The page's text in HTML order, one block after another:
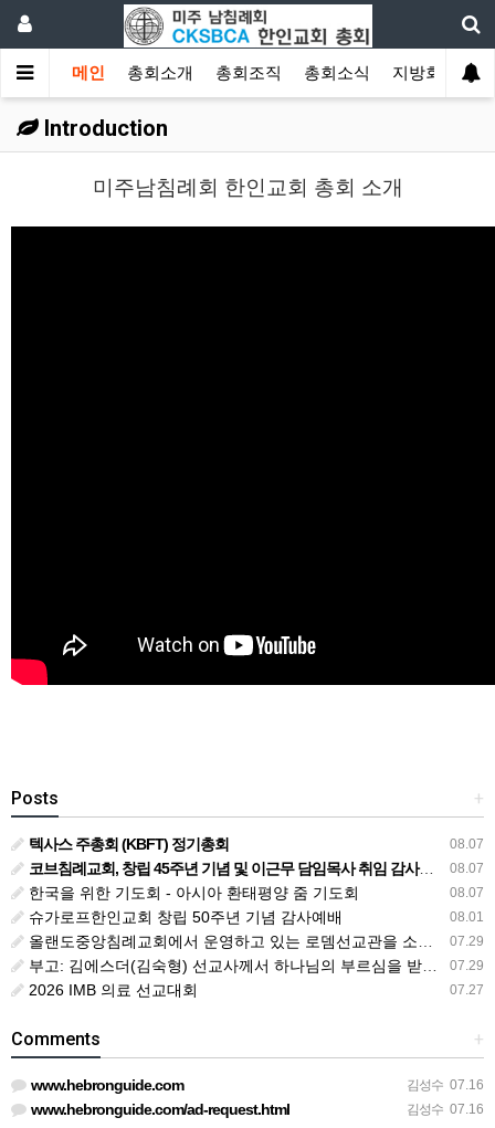
메인 총회소개 총회조직 총회소식 지방회
Introduction
미주남침례회 한인교회 총회 소개
+
Posts
08.07
텍사스 주총회 (KBFT) 정기총회
08.07
코브침례교회, 창립 45주년 기념 및 이근무 담임목사 취임 감사예배 드려
08.07
한국을 위한 기도회 - 아시아 환태평양 줌 기도회
08.01
슈가로프한인교회 창립 50주년 기념 감사예배
07.29
올랜도중앙침례교회에서 운영하고 있는 로뎀선교관을 소개해 드립니다
07.29
부고: 김에스더(김숙형) 선교사께서 하나님의 부르심을 받았습니다.
07.27
2026 IMB 의료 선교대회
+
Comments
김성수 07.16
www.hebronguide.com
김성수 07.16
www.hebronguide.com/ad-request.html